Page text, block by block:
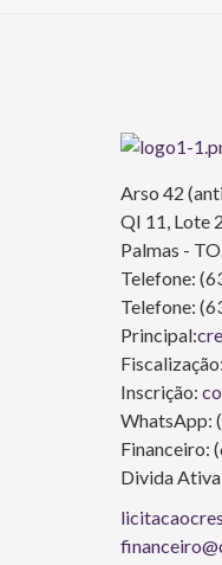
Arso 42
QI 11, Lote
Palmas -
Telefone:
Telefone:
Principal:
Fiscalização:
Inscrição:
WhatsApp:
Financeiro:
Divida